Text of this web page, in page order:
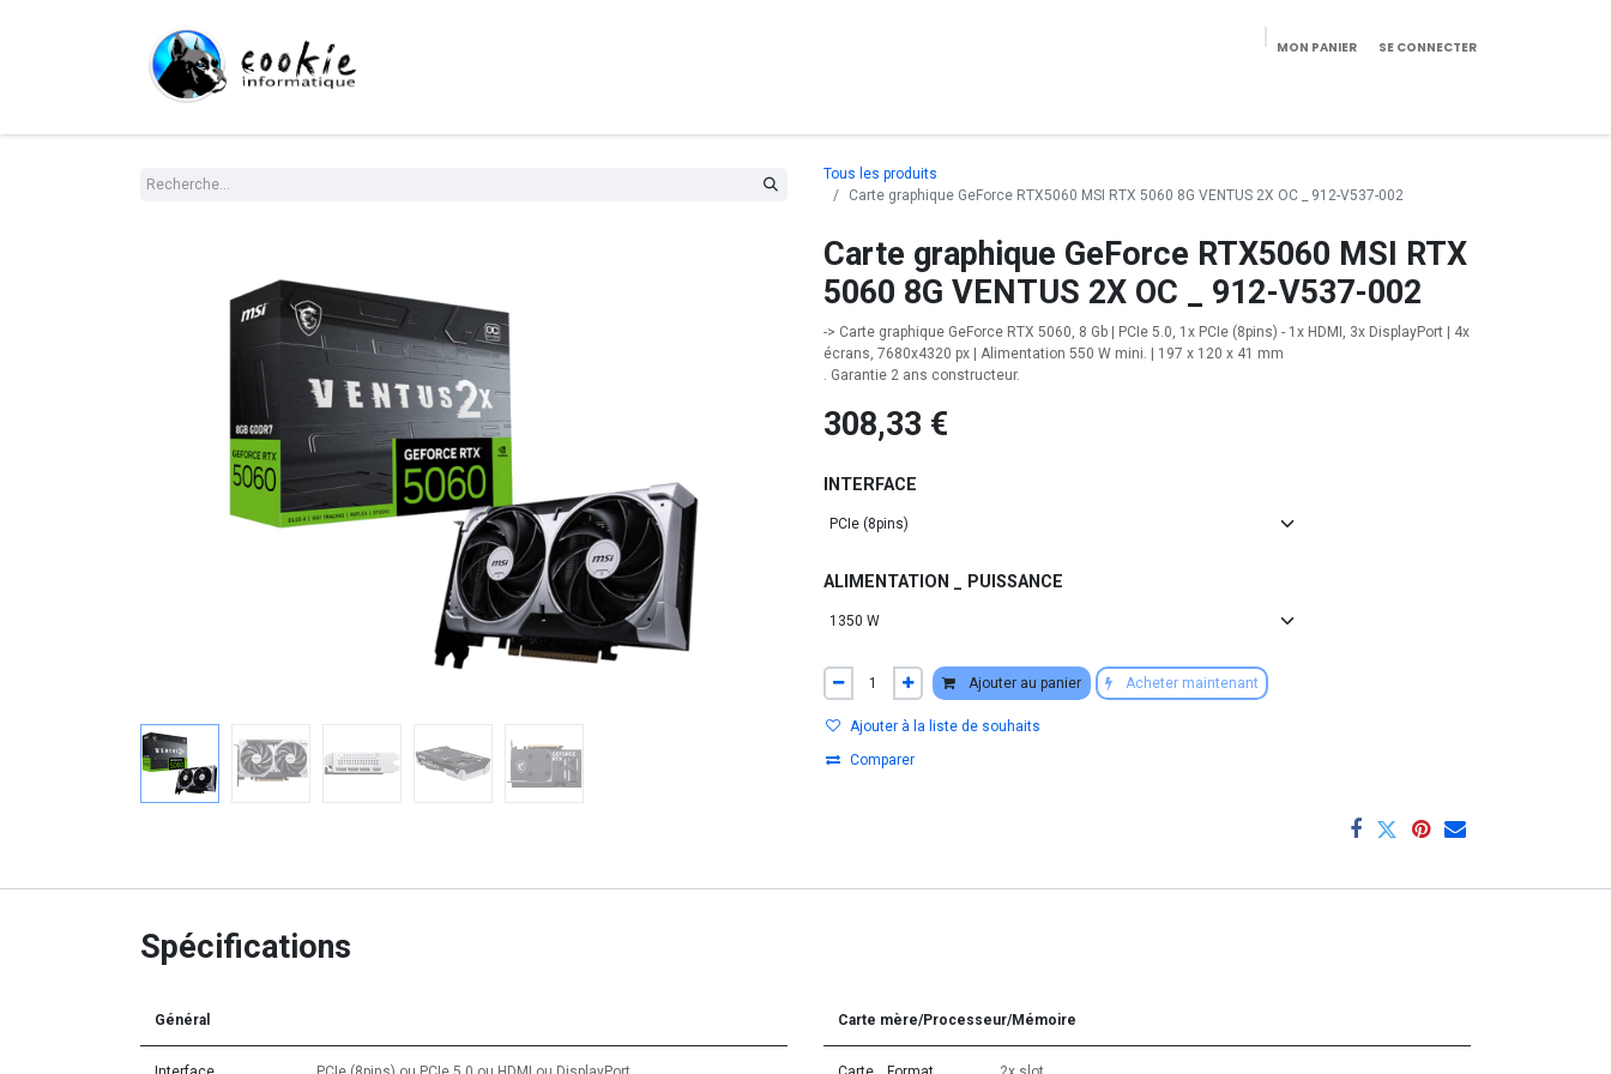
MON PANIER SE CONNECTER
Tous les produits
Carte graphique GeForce RTX5060 MSI RTX 5060 8G VENTUS 2X OC _ 912-V537-002
Carte graphique GeForce RTX5060 MSI RTX
5060 8G VENTUS 2X OC _ 912-V537-002
-> Carte graphique GeForce RTX 5060, 8 Gb | PCIe 5.0, 1x PCIe (8pins) - 1x HDMI, 3x DisplayPort | 4x
écrans, 7680x4320 px | Alimentation 550 W mini. | 197 x 120 x 41 mm
. Garantie 2 ans constructeur.
308,33 €
INTERFACE
ALIMENTATION _ PUISSANCE
Ajouter au panier Acheter maintenant
Ajouter à la liste de souhaits
Comparer
Spécifications
Général Carte mère/Processeur/Mémoire